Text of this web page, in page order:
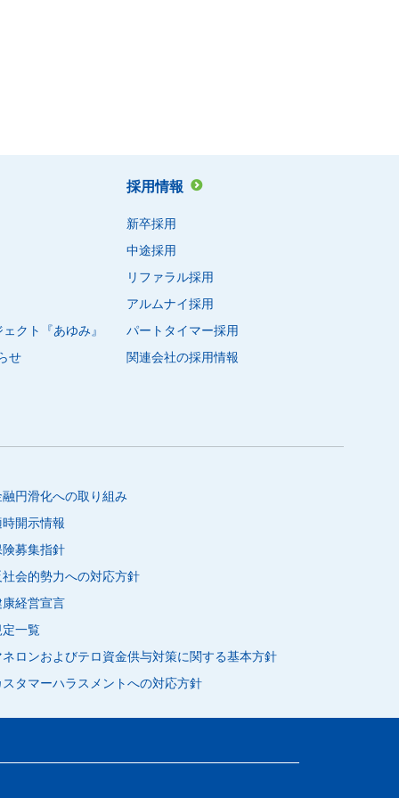
クト『あゆみ』
せ
採用情報
新卒採用
中途採用
リファラル採用
アルムナイ採用
パートタイマー採用
関連会社の採用情報
融円滑化への取り組み
時開示情報
険募集指針
社会的勢力への対応方針
康経営宣言
定一覧
ネロンおよびテロ資金供与対策に関する基本方針
スタマーハラスメントへの対応方針